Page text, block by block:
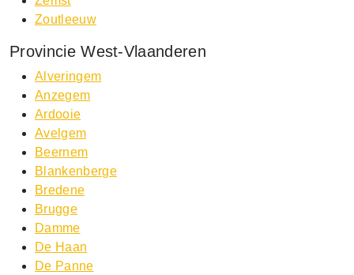
Zoutleeuw
Provincie West-Vlaanderen
Alveringem
Anzegem
Ardooie
Avelgem
Beernem
Blankenberge
Bredene
Brugge
Damme
De Haan
De Panne